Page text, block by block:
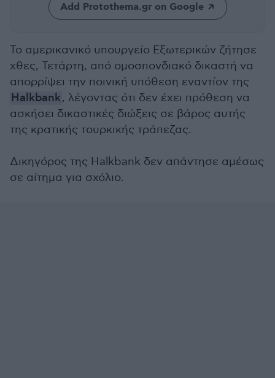
Add Protothema.gr on Google
Το αμερικανικό υπουργείο Εξωτερικών ζήτησε
χθες, Τετάρτη, από ομοσπονδιακό δικαστή να
απορρίψει την ποινική υπόθεση εναντίον της
Halkbank, λέγοντας ότι δεν έχει πρόθεση να
ασκήσει δικαστικές διώξεις σε βάρος αυτής
της κρατικής τουρκικής τράπεζας.
Δικηγόρος της Halkbank δεν απάντησε αμέσως
σε αίτημα για σχόλιο.